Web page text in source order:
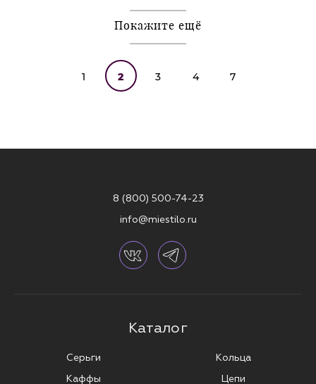
Покажите ещё
1 2 3 4 7
8 (800) 500-74-23
info@miestilo.ru
Каталог
Серьги
Каффы
Кольца
Цепи